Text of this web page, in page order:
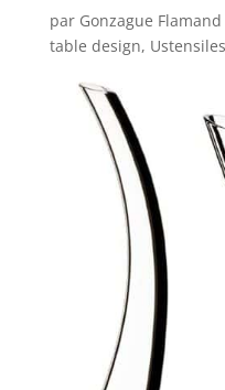
par Gonzague Flamand
table design,